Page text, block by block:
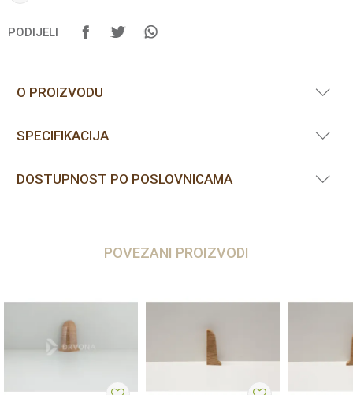
PODIJELI
O PROIZVODU
SPECIFIKACIJA
DOSTUPNOST PO POSLOVNICAMA
POVEZANI PROIZVODI